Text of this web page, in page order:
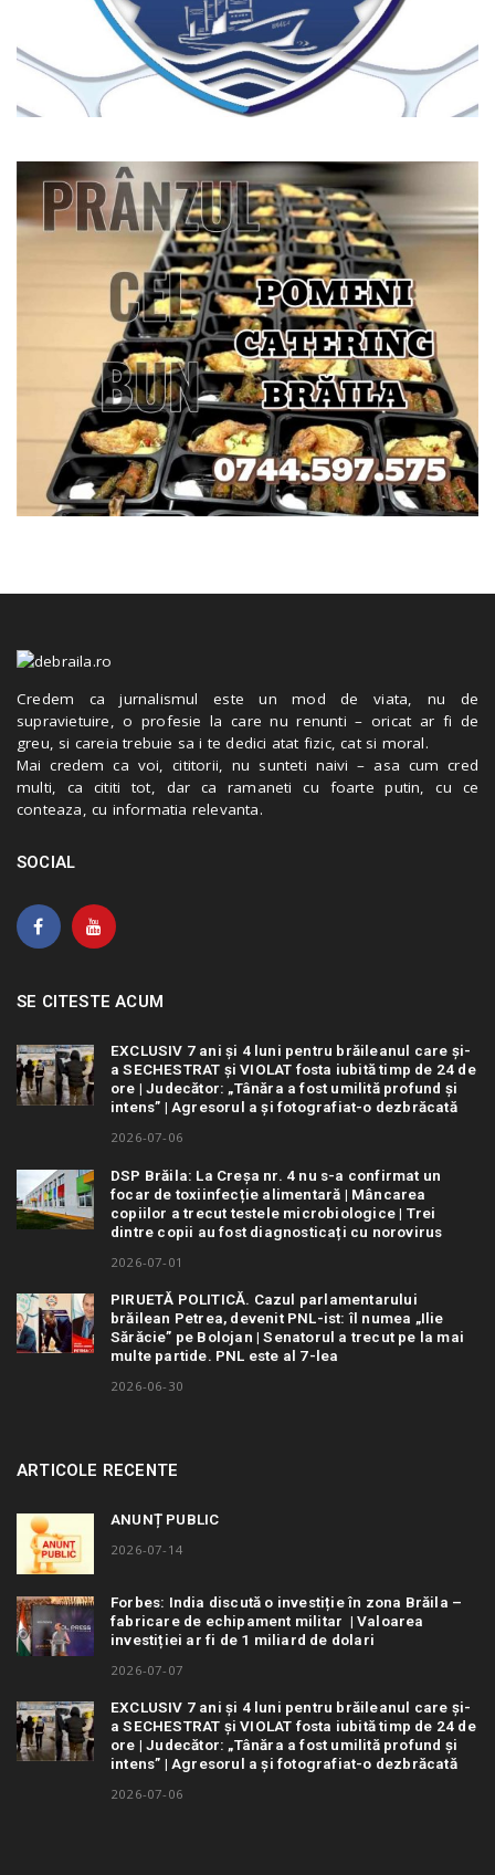
Credem ca jurnalismul este un mod de viata, nu de
supravietuire, o profesie la care nu renunti – oricat ar fi de
greu, si careia trebuie sa i te dedici atat fizic, cat si moral.
Mai credem ca voi, cititorii, nu sunteti naivi – asa cum cred
multi, ca cititi tot, dar ca ramaneti cu foarte putin, cu ce
conteaza, cu informatia relevanta.
SOCIAL
SE CITESTE ACUM
EXCLUSIV 7 ani și 4 luni pentru brăileanul care și-
a SECHESTRAT și VIOLAT fosta iubită timp de 24 de
ore | Judecător: „Tânăra a fost umilită profund și
intens” | Agresorul a și fotografiat-o dezbrăcată
2026-07-06
DSP Brăila: La Creșa nr. 4 nu s-a confirmat un
focar de toxiinfecție alimentară | Mâncarea
copiilor a trecut testele microbiologice | Trei
dintre copii au fost diagnosticați cu norovirus
2026-07-01
PIRUETĂ POLITICĂ. Cazul parlamentarului
brăilean Petrea, devenit PNL-ist: îl numea „Ilie
Sărăcie” pe Bolojan | Senatorul a trecut pe la mai
multe partide. PNL este al 7-lea
2026-06-30
ARTICOLE RECENTE
ANUNȚ PUBLIC
2026-07-14
Forbes: India discută o investiție în zona Brăila –
fabricare de echipament militar | Valoarea
investiției ar fi de 1 miliard de dolari
2026-07-07
EXCLUSIV 7 ani și 4 luni pentru brăileanul care și-
a SECHESTRAT și VIOLAT fosta iubită timp de 24 de
ore | Judecător: „Tânăra a fost umilită profund și
intens” | Agresorul a și fotografiat-o dezbrăcată
2026-07-06